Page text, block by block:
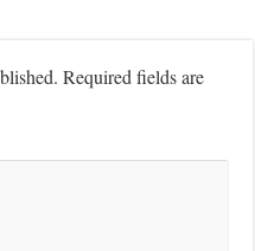
Required fields are